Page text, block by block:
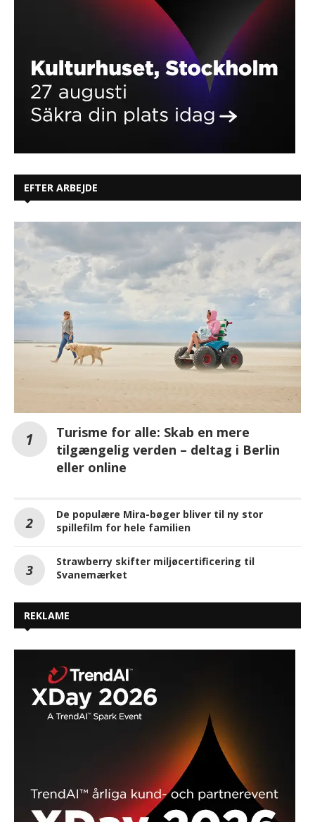
EFTER ARBEJDE
Turisme for alle: Skab en mere
tilgængelig verden – deltag i Berlin
eller online
De populære Mira-bøger bliver til ny stor
spillefilm for hele familien
Strawberry skifter miljøcertificering til
Svanemærket
REKLAME